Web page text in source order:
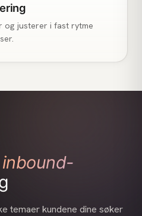
og justerer i fast rytme
inbound-
temaer kundene dine søker